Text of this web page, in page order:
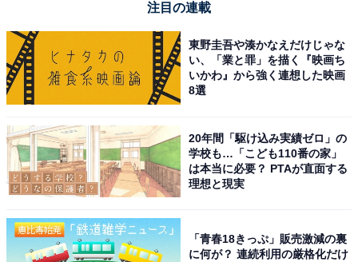
注目の連載
東野圭吾や湊かなえだけじゃな
い、「業と罪」を描く『映画ち
いかわ』から強く連想した映画
8選
20年間「駆け込み実績ゼロ」の
学校も…「こども110番の家」
は本当に必要？ PTAが直面する
理想と現実
「青春18きっぷ」販売激減の裏
に何が？ 連続利用の厳格化だけ